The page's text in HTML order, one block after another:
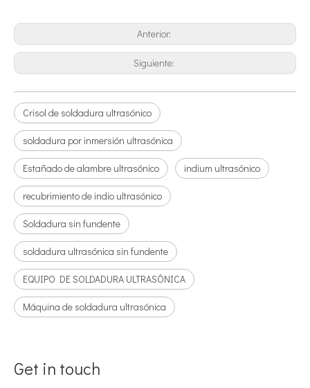
Actualmente, la investigación sobre la extracción de antioxidantes y
Anterior:
Siguiente:
Crisol de soldadura ultrasónico
soldadura por inmersión ultrasónica
Estañado de alambre ultrasónico indium ultrasónico
recubrimiento de indio ultrasónico
Soldadura sin fundente
soldadura ultrasónica sin fundente
EQUIPO DE SOLDADURA ULTRASÓNICA
Máquina de soldadura ultrasónica
Get in touch